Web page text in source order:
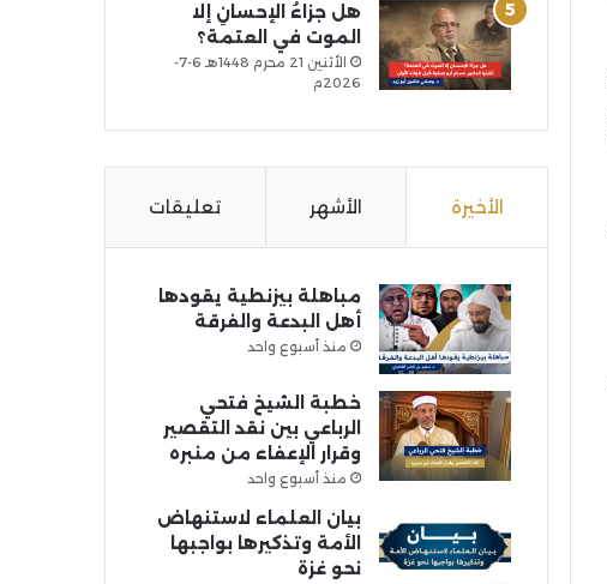
هل جزاءُ الإحسانِ إلا
الموت في العتمة؟
الأثنين 21 محرم 1448هـ 6-7-
2026م
الأخيرة الأشهر تعليقات
مباهلة بيزنطية يقودها
أهل البدعة والفرقة
منذ أسبوع واحد
خطبة الشيخ فتحي
الرباعي بين نقد التقصير
وقرار الإعفاء من منبره
منذ أسبوع واحد
بيان العلماء لاستنهاض
الأمة وتذكيرها بواجبها
نحو غزة